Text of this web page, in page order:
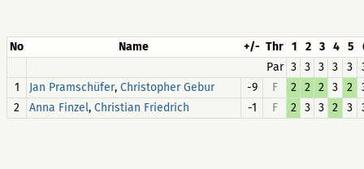
No Name +/- Thr 1 2 3 4 5
Par 3 3 3 3 3
1
Jan Pramschüfer, Christopher Gebur -9 F 2 2 2 3 2
2
Anna Finzel, Christian Friedrich -1 F 2 3 3 2 3